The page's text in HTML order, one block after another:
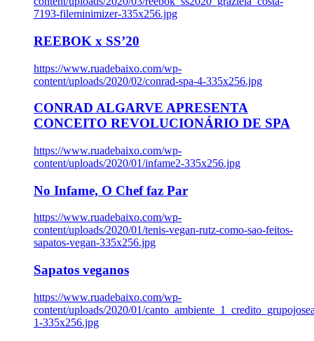
7193-fileminimizer-335x256.jpg
REEBOK x SS’20
https://www.ruadebaixo.com/wp-
content/uploads/2020/02/conrad-spa-4-335x256.jpg
CONRAD ALGARVE APRESENTA
CONCEITO REVOLUCIONÁRIO DE SPA
https://www.ruadebaixo.com/wp-
content/uploads/2020/01/infame2-335x256.jpg
No Infame, O Chef faz Par
https://www.ruadebaixo.com/wp-
content/uploads/2020/01/tenis-vegan-rutz-como-sao-feitos-
sapatos-vegan-335x256.jpg
Sapatos veganos
https://www.ruadebaixo.com/wp-
content/uploads/2020/01/
1-335x256.jpg